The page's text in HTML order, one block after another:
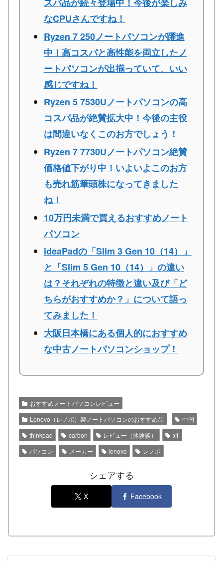
スパ品が続々登場中！今後が楽しみ
なCPUさんですね！
Ryzen 7 250ノートパソコンが躍進
中！高コスパと高性能を両立したノ
ートパソコンが出揃っていて、いい
感じですね！
Ryzen 5 7530Uノートパソコンの高
コスパ品が絶賛拡大中！今後の主役
は間違いなくこのお方でしょう！
Ryzen 7 7730Uノートパソコン絶賛
価格値下がり中！いよいよこのお方
も売れ筋筆頭株になってきました
ね！
10万円未満で買えるおすすめノート
パソコン
ideaPadの「Slim 3 Gen 10（14）」
と「Slim 5 Gen 10（14）」の違い
は？それぞれの特徴と違い及び「ど
ちらがおすすめか？」について語っ
てみました！
大阪日本橋にある個人的におすすめ
な中古ノートパソコンショップ！
おすすめノートパソコンレビュー
Lenovo（レノボ）製ノートパソコンのおすすめ品
中国
thinkpad
carbon レビュー（体験談）
x1
パソコン
メーカー lenovo レノボ
シェアする
X Facebook